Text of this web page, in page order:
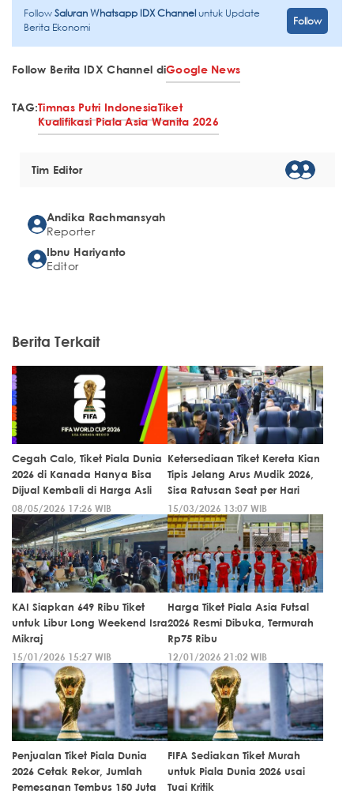
FollowSaluran Whatsapp IDX Channeluntuk Update
Berita Ekonomi
Follow
Follow Berita IDX Channel diGoogle News
TAG:Timnas Putri IndonesiaTiket
Kualifikasi Piala Asia Wanita 2026
Tim Editor
Andika Rachmansyah
Reporter
Ibnu Hariyanto
Editor
Berita Terkait
Cegah Calo, Tiket Piala Dunia
2026 di Kanada Hanya Bisa
Dijual Kembali di Harga Asli
08/05/2026 17:26 WIB
Ketersediaan Tiket Kereta Kian
Tipis Jelang Arus Mudik 2026,
Sisa Ratusan Seat per Hari
15/03/2026 13:07 WIB
KAI Siapkan 649 Ribu Tiket
untuk Libur Long Weekend Isra
Mikraj
15/01/2026 15:27 WIB
Harga Tiket Piala Asia Futsal
2026 Resmi Dibuka, Termurah
Rp75 Ribu
12/01/2026 21:02 WIB
Penjualan Tiket Piala Dunia
2026 Cetak Rekor, Jumlah
Pemesanan Tembus 150 Juta
FIFA Sediakan Tiket Murah
untuk Piala Dunia 2026 usai
Tuai Kritik